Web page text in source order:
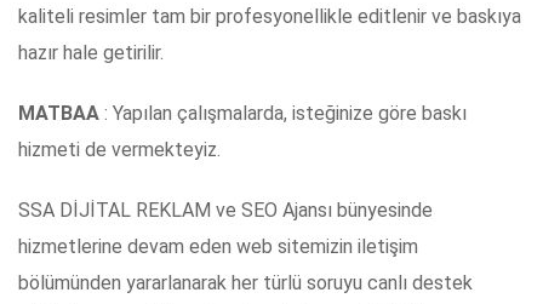
kaliteli resimler tam bir profesyonellikle editlenir ve baskıya
hazır hale getirilir.
MATBAA : Yapılan çalışmalarda, isteğinize göre baskı
hizmeti de vermekteyiz.
SSA DİJİTAL REKLAM ve SEO Ajansı bünyesinde
hizmetlerine devam eden web sitemizin iletişim
bölümünden yararlanarak her türlü soruyu canlı destek